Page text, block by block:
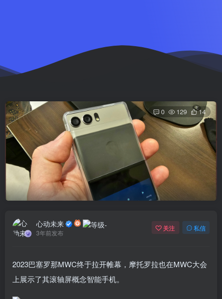
0 129 14
心动未来
3年前发布
关注 私信
2023巴塞罗那MWC终于拉开帷幕，摩托罗拉也在MWC大会
上展示了其滚轴屏概念智能手机。